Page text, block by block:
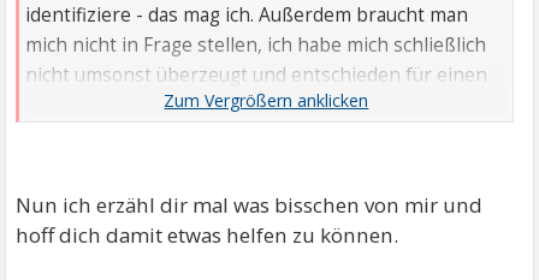
identifiziere - das mag ich. Außerdem braucht man
mich nicht in Frage stellen, ich habe mich schließlich
nicht umsonst überzeugt und entschieden für einen
Suizid zu sorgen. Ich mach das schon... :/
Nun ich erzähl dir mal was bisschen von mir und
hoff dich damit etwas helfen zu können.